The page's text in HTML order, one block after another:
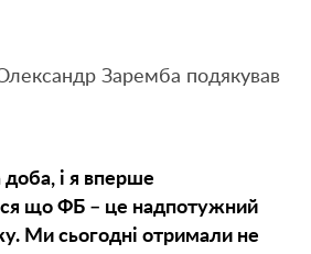
Заремба подякував
доба, і я вперше
що ФБ – це надпотужний
Ми сьогодні отримали не